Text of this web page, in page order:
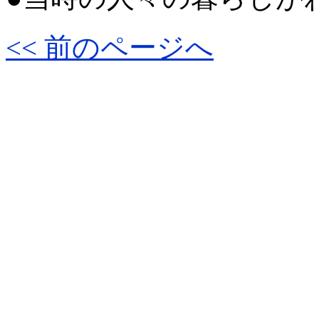
<< 前のページへ